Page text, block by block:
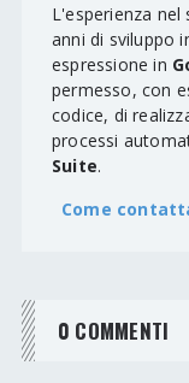
L'esperienza nel
anni di sviluppo
espressione in
permesso, con
codice, di
processi
Suite.
Come
0 COMMENTI